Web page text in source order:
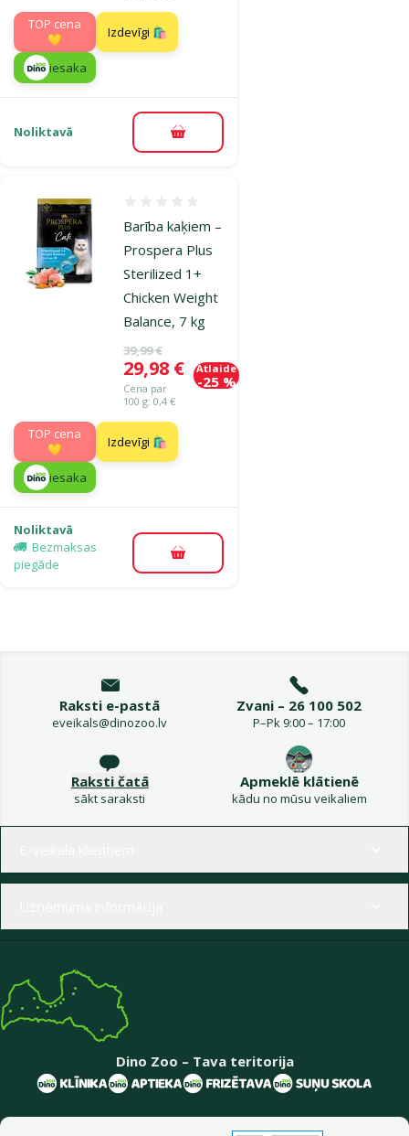
TOP cena
💛
Izdevīgi 🛍️
iesaka
Noliktavā Pievienot grozam
Barība kaķiem –
Prospera Plus
Sterilized 1+
Chicken Weight
Balance, 7 kg
Oriģinālā cena
39,99 €
Cena
29,98 €
Cena par
100 g: 0,4 €
Atlaide
-25 %
TOP cena
💛
Izdevīgi 🛍️
iesaka
Noliktavā
Bezmaksas
piegāde
Pievienot grozam
Raksti e-pastā
eveikals@dinozoo.lv
Zvani – 26 100 502
P–Pk 9:00 – 17:00
Raksti čatā
sākt saraksti
Apmeklē klātienē
kādu no mūsu veikaliem
Dino Zoo – Tava teritorija